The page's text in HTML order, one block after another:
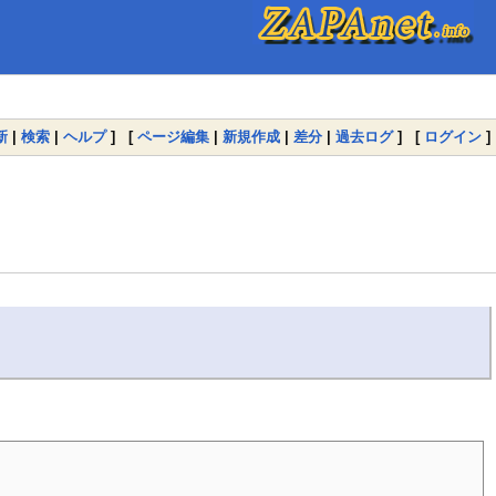
| 検索 | ヘルプ] [ ページ編集 | 新規作成 | 差分 | 過去ログ] [ ログイン ]